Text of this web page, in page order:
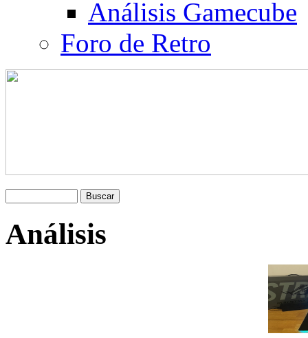
Análisis Gamecube
Foro de Retro
Análisis